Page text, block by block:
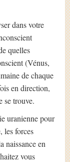
dans votre
quelles
(Vénus,
de chaque
en direction,
se trouve.
uranienne pour
les forces
naissance en
vous